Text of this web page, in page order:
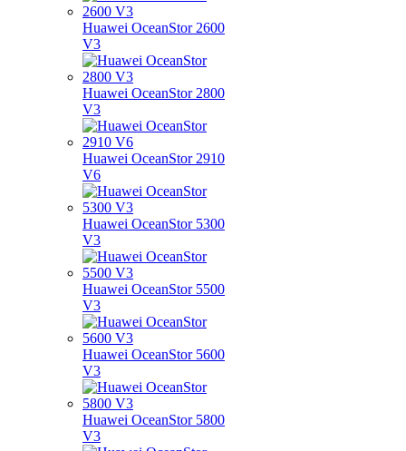
Huawei OceanStor 2600
V3
Huawei OceanStor 2800
V3
Huawei OceanStor 2910
V6
Huawei OceanStor 5300
V3
Huawei OceanStor 5500
V3
Huawei OceanStor 5600
V3
Huawei OceanStor 5800
V3